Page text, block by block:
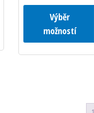
Výběr
možností